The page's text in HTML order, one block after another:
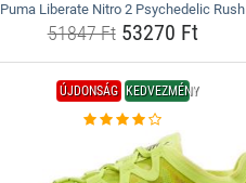
Puma Liberate Nitro 2 Psychedelic Rush
51847 Ft53270 Ft
ÚJDONSÁG KEDVEZMÉNY